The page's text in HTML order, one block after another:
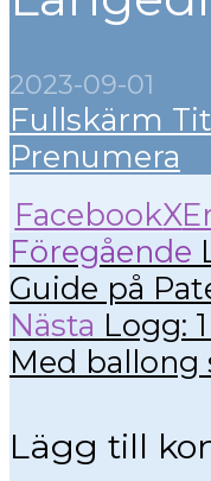
2023-09-01
Fullskärm
Prenumera
FacebookX
Föregående
Guide på
Nästa Logg:
Med ballong
Lägg till